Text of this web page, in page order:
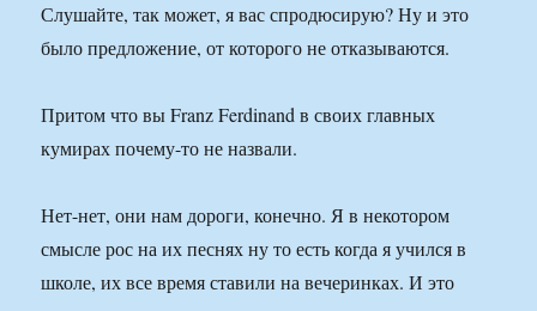
Слушайте, так может, я вас спродюсирую? Ну и это
было предложение, от которого не отказываются.
Притом что вы Franz Ferdinand в своих главных
кумирах почему-то не назвали.
Нет-нет, они нам дороги, конечно. Я в некотором
смысле рос на их песнях ну то есть когда я учился в
школе, их все время ставили на вечеринках. И это